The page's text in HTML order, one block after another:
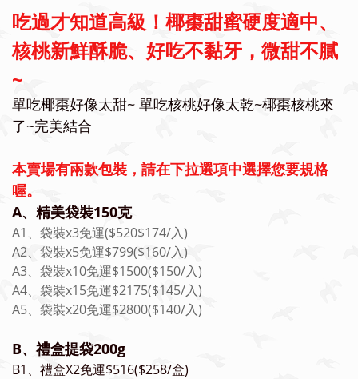
吃過才知道高級！椰棗甜蜜硬度適中、
核桃新鮮酥脆、好吃不黏牙，微甜不膩
~
單吃椰棗好像太甜~ 單吃核桃好像太乾~椰棗核桃來
了~完美結合
本賣場有兩款包裝，請在下拉選項中選擇您要規格
喔。
A、精美袋裝150克
A1、袋裝x3免運($520$174/入)
A2、袋裝x5免運$799($160/入)
A3、袋裝x10免運$1500($150/入)
A4、袋裝x15免運$2175($145/入)
A5、袋裝x20免運$2800($140/入)
B、禮盒提袋200g
B1、禮盒X2免運$516($258/盒)